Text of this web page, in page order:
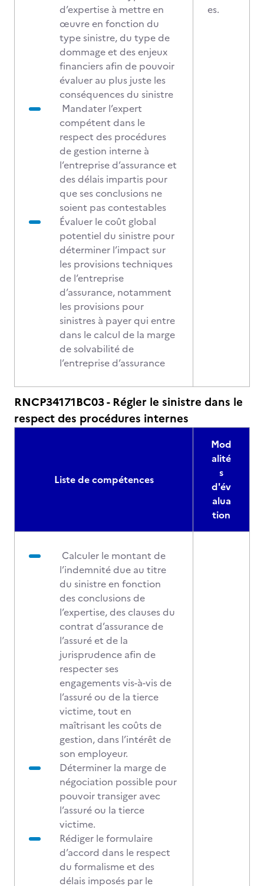
d’expertise à mettre en
œuvre en fonction du
type sinistre, du type de
dommage et des enjeux
financiers afin de pouvoir
évaluer au plus juste les
conséquences du sinistre
Mandater l’expert
compétent dans le
respect des procédures
de gestion interne à
l’entreprise d’assurance et
des délais impartis pour
que ses conclusions ne
soient pas contestables
Évaluer le coût global
potentiel du sinistre pour
déterminer l’impact sur
les provisions techniques
de l’entreprise
d’assurance, notamment
les provisions pour
sinistres à payer qui entre
dans le calcul de la marge
de solvabilité de
l’entreprise d’assurance
es.
RNCP34171BC03 - Régler le sinistre dans le
respect des procédures internes
Liste de compétences
Mod
alité
s
d'év
alua
tion
Calculer le montant de
l’indemnité due au titre
du sinistre en fonction
des conclusions de
l’expertise, des clauses du
contrat d’assurance de
l’assuré et de la
jurisprudence afin de
respecter ses
engagements vis-à-vis de
l’assuré ou de la tierce
victime, tout en
maîtrisant les coûts de
gestion, dans l’intérêt de
son employeur.
Déterminer la marge de
négociation possible pour
pouvoir transiger avec
l’assuré ou la tierce
victime.
Rédiger le formulaire
d’accord dans le respect
du formalisme et des
délais imposés par le